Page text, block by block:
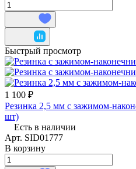
Быстрый просмотр
1 100 ₽
Резинка 2,5 мм с зажимом-
шт)
Есть в наличии
Арт. SID01777
В корзину